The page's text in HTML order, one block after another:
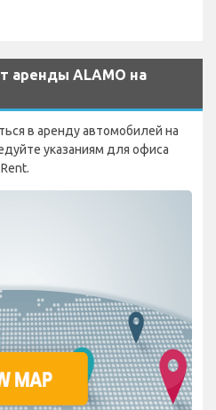
аренды ALAMO на
в аренду автомобилей на
указаниям для офиса